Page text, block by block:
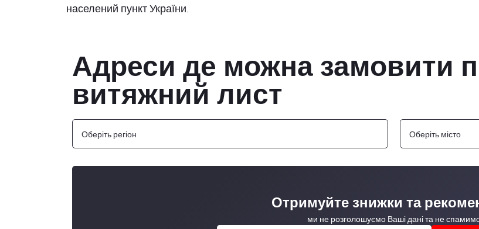
населений пункт України.
Адреси де можна замовити
витяжний лист
Оберіть регіон Оберіть місто
Отримуйте знижки та
ми не розголошуємо Ваші дані та не